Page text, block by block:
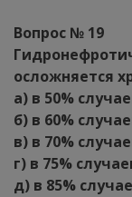
Вопрос № 19
осложняется
а) в 50%
б) в 60%
в) в 70%
г) в 75%
д) в 85%